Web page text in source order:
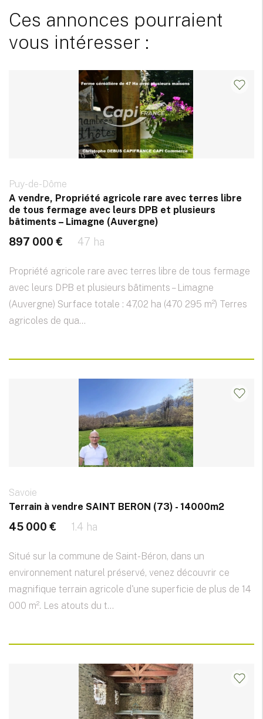
Ces annonces pourraient
vous intéresser :
Puy-de-Dôme
A vendre, Propriété agricole rare avec terres libre
de tous fermage avec leurs DPB et plusieurs
bâtiments – Limagne (Auvergne)
897 000 € 47 ha
Propriété agricole rare avec terres libre de tous fermage
avec leurs DPB et plusieurs bâtiments – Limagne
(Auvergne) Surface totale : 47,02 ha (470 295 m²) Terres
agricoles de qua...
Savoie
Terrain à vendre SAINT BERON (73) - 14000m2
45 000 € 1.4 ha
Situé sur la commune de Saint-Béron, dans un
environnement naturel préservé, venez découvrir ce
magnifique terrain agricole d'une superficie de plus de 14
000 m². Les atouts du t...